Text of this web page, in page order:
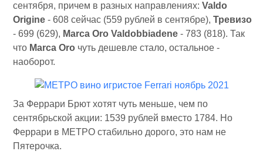
сентября, причем в разных направлениях: Valdo
Origine - 608 сейчас (559 рублей в сентябре), Тревизо
- 699 (629), Marca Oro Valdobbiadene - 783 (818). Так
что Marca Oro чуть дешевле стало, остальное -
наоборот.
За Феррари Брют хотят чуть меньше, чем по
сентябрьской акции: 1539 рублей вместо 1784. Но
Феррари в МЕТРО стабильно дорого, это нам не
Пятерочка.